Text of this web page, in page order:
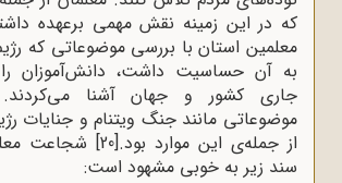
که در این زمینه نقش مهمی برعهده
معلمین استان با بررسی موضوعاتی که
به آن حساسیت داشت، دانش‌آموزان را
جاری کشور و جهان آشنا می‌کردند.
موضوعاتی مانند جنگ ویتنام و جنایات
از جمله‌ی این موارد بود.[20] شجاعت
سند زیر به خوبی مشهود است: